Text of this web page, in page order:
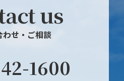
us
わせ・ご相談
1600